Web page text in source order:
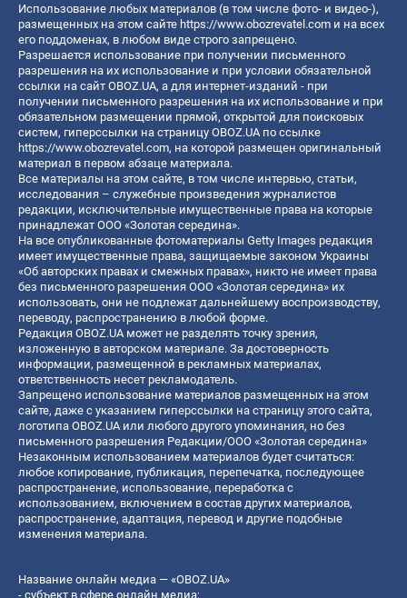
Использование любых материалов (в том числе фото- и видео-),
размещенных на этом сайте https://www.obozrevatel.com и на всех
его поддоменах, в любом виде строго запрещено.
Разрешается использование при получении письменного
разрешения на их использование и при условии обязательной
ссылки на сайт OBOZ.UA, а для интернет-изданий - при
получении письменного разрешения на их использование и при
обязательном размещении прямой, открытой для поисковых
систем, гиперссылки на страницу OBOZ.UA по ссылке
https://www.obozrevatel.com, на которой размещен оригинальный
материал в первом абзаце материала.
Все материалы на этом сайте, в том числе интервью, статьи,
исследования – служебные произведения журналистов
редакции, исключительные имущественные права на которые
принадлежат ООО «Золотая середина».
На все опубликованные фотоматериалы Getty Images редакция
имеет имущественные права, защищаемые законом Украины
«Об авторских правах и смежных правах», никто не имеет права
без письменного разрешения ООО «Золотая середина» их
использовать, они не подлежат дальнейшему воспроизводству,
переводу, распространению в любой форме.
Редакция OBOZ.UA может не разделять точку зрения,
изложенную в авторском материале. За достоверность
информации, размещенной в рекламных материалах,
ответственность несет рекламодатель.
Запрещено использование материалов размещенных на этом
сайте, даже с указанием гиперссылки на страницу этого сайта,
логотипа OBOZ.UA или любого другого упоминания, но без
письменного разрешения Редакции/ООО «Золотая середина»
Незаконным использованием материалов будет считаться:
любое копирование, публикация, перепечатка, последующее
распространение, использование, переработка с
использованием, включением в состав других материалов,
распространение, адаптация, перевод и другие подобные
изменения материала.
Название онлайн медиа — «OBOZ.UA»
- субъект в сфере онлайн медиа;